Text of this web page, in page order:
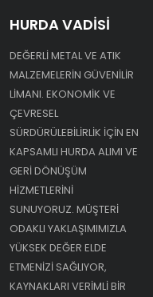
HURDA VADISI
DEĞERLI METAL VE ATIK
MALZEMELERIN GÜVENILIR
LIMANI. EKONOMIK VE
ÇEVRESEL
SÜRDÜRÜLEBILIRLIK IÇIN EN
KAPSAMLI HURDA ALIMI VE
GERI DÖNÜŞÜM
HIZMETLERINI
SUNUYORUZ. MÜŞTERI
ODAKLI YAKLAŞIMIMIZLA
YÜKSEK DEĞER ELDE
ETMENIZI SAĞLIYOR,
KAYNAKLARI VERIMLI BIR